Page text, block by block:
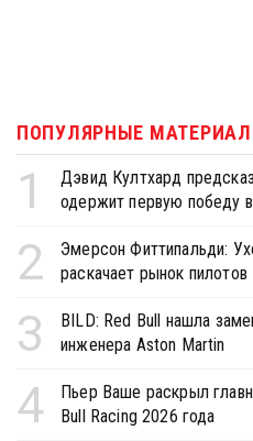
ПОПУЛЯРНЫЕ
1
Дэвид Култхард
одержит первую победу
2
Эмерсон Фиттипальди:
раскачает рынок пилотов
3
BILD: Red Bull нашла
инженера Aston Martin
4
Пьер Ваше раскрыл
Bull Racing 2026 года